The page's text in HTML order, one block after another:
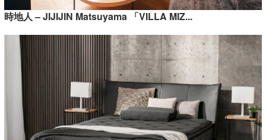
時地人 – JIJIJIN Matsuyama 「VILLA MIZ...